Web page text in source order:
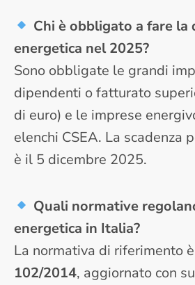
Chi è obbligato a fare la
energetica nel 2025?
Sono obbligate le grandi
dipendenti o fatturato
di euro) e le imprese
elenchi CSEA. La scadenza
è il 5 dicembre 2025.
Quali normative
energetica in Italia?
La normativa di riferimento
102/2014, aggiornato con